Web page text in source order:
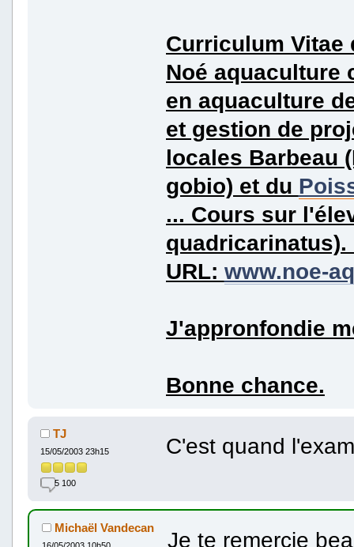
Curriculum Vitae
Noé aquaculture
en aquaculture
et gestion de
locales Barbeau
gobio) et du
... Cours sur
quadricarinatus).
URL: www.noe-
J'appronfondie
Bonne chance.
TJ
15/05/2003 23h15
5 100
C'est quand
Michaël Vandecan Je te remercie